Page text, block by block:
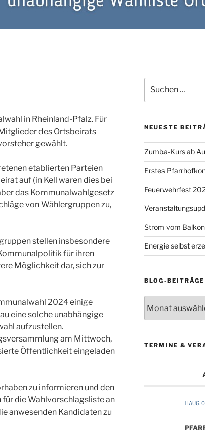
in Rheinland-Pfalz. Für
des Ortsbeirats
gewählt.
etablierten Parteien
auf (in Kell waren dies bei
das Kommunalwahlgesetz
von Wählergruppen zu,
stellen insbesondere
für ihren
Möglichkeit dar, sich zur
2024 einige
eine solche unabhängige
aufzustellen.
am Mittwoch,
Öffentlichkeit eingeladen
zu informieren und den
für die Wahlvorschlagsliste an
anwesenden Kandidaten zu
nach:
NEUESTE
Zumba-Kurs ab
Erstes
Feuerwehrfest
Strom vom Balkon
Energie selbst
BLOG-BEITRÄGE
Beiträge
TERMINE &
AUG.